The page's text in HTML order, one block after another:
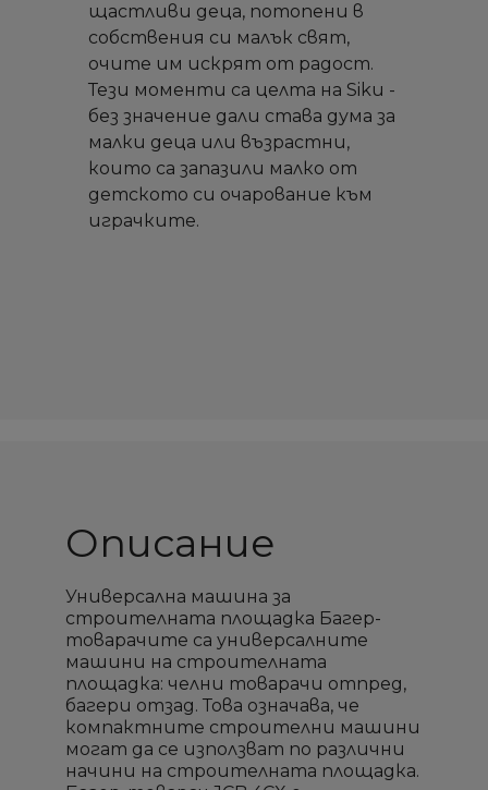
щастливи деца, потопени в
собствения си малък свят,
очите им искрят от радост.
Тези моменти са целта на Siku -
без значение дали става дума за
малки деца или възрастни,
които са запазили малко от
детското си очарование към
играчките.
Описание
Универсална машина за
строителната площадка Багер-
товарачите са универсалните
машини на строителната
площадка: челни товарачи отпред,
багери отзад. Това означава, че
компактните строителни машини
могат да се използват по различни
начини на строителната площадка.